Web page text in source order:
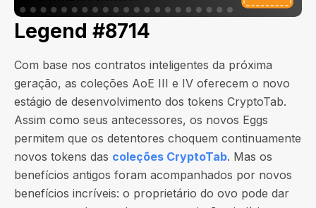
Legend #8714
Com base nos contratos inteligentes da próxima
geração, as coleções AoE III e IV oferecem o novo
estágio de desenvolvimento dos tokens CryptoTab.
Assim como seus antecessores, os novos Eggs
permitem que os detentores choquem continuamente
novos tokens das coleções CryptoTab. Mas os
benefícios antigos foram acompanhados por novos
benefícios incríveis: o proprietário do ovo pode dar